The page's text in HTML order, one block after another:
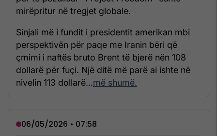
mirëpritur në tregjet globale.
Sinjali më i fundit i presidentit amerikan mbi
perspektivën për paqe me Iranin bëri që
çmimi i naftës bruto Brent të bjerë nën 108
dollarë për fuçi. Një ditë më parë ai ishte në
nivelin 113 dollarë...më shumë.
06/05/2026 • 07:58